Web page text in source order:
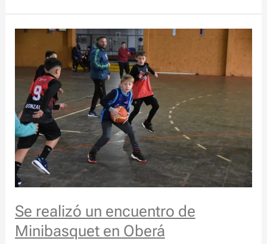
Se realizó un encuentro de
Minibasquet en Oberá
Se
un
encuentro
Minibasquet
en
Oberá